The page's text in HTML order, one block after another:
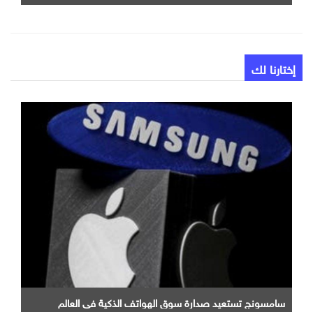
إختارنا لك
سامسونج تستعيد صدارة سوق الهواتف الذكية في العالم